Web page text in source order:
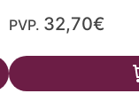
PVP. 32,70€